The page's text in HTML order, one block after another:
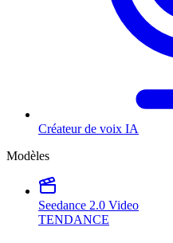
Créateur de voix IA
Modèles
Seedance 2.0 Video
TENDANCE